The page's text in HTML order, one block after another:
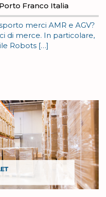
Franco Italia
merci AMR e AGV?
di merce. In particolare,
Robots […]